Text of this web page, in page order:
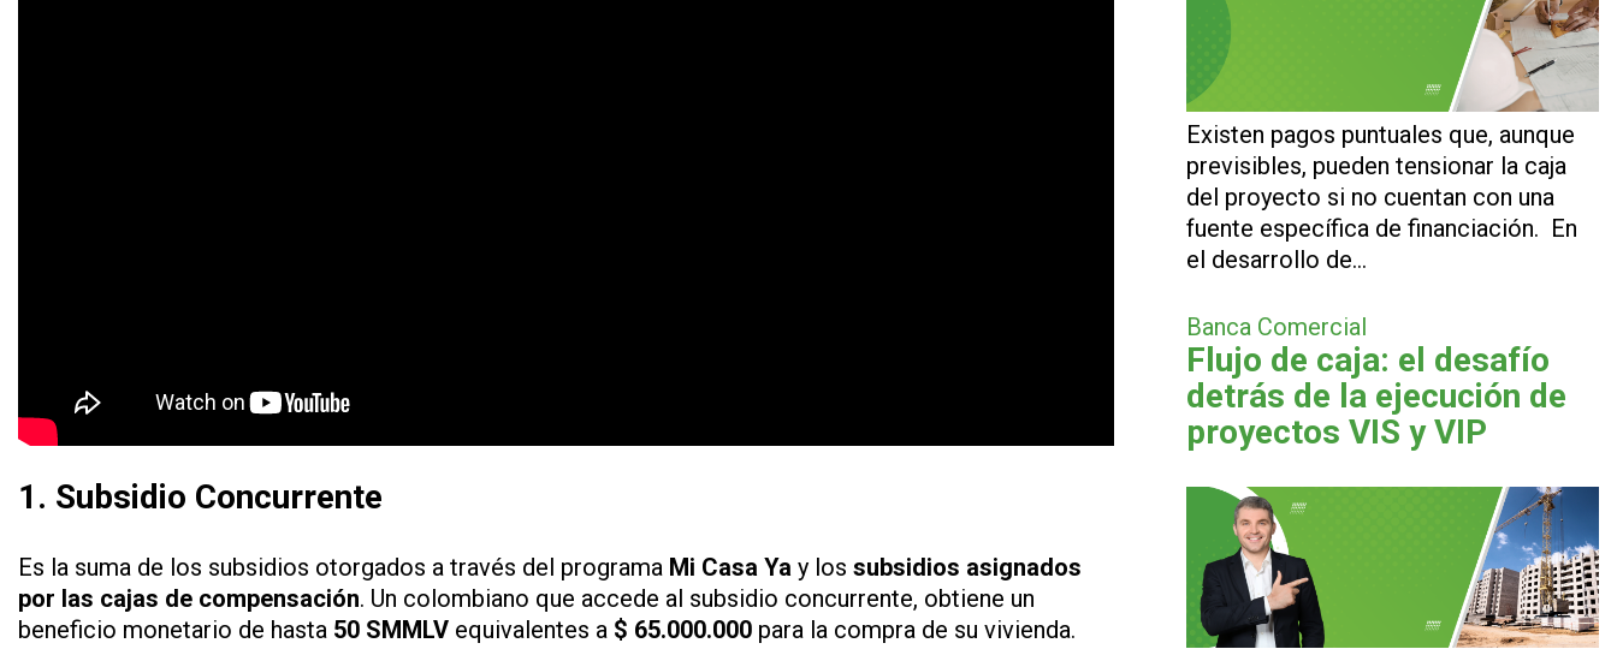
1. Subsidio Concurrente
Es la suma de los subsidios otorgados a través del programa Mi Casa Ya y los subsidios asignados
por las cajas de compensación. Un colombiano que accede al subsidio concurrente, obtiene un
beneficio monetario de hasta 50 SMMLV equivalentes a $ 65.000.000 para la compra de su vivienda.
Existen pagos puntuales que, aunque
previsibles, pueden tensionar la caja
del proyecto si no cuentan con una
fuente específica de financiación. En
el desarrollo de…
Banca Comercial
Flujo de caja: el desafío
detrás de la ejecución de
proyectos VIS y VIP